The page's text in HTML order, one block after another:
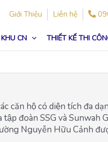
Giới Thiệu Liên hệ
CN THIẾT KẾ THI
căn hộ có diện tích đa
đoàn SSG và Sunwah
Nguyễn Hữu Cảnh